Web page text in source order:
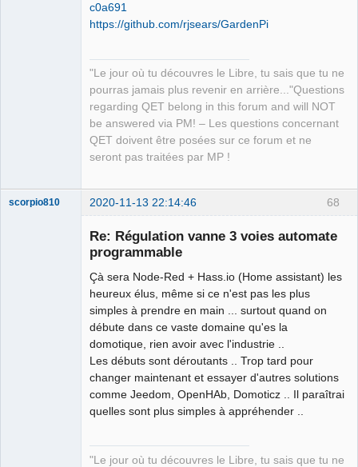
c0a691
https://github.com/rjsears/GardenPi
"Le jour où tu découvres le Libre, tu sais que tu ne
pourras jamais plus revenir en arrière..."Questions
regarding QET belong in this forum and will NOT
be answered via PM! – Les questions concernant
QET doivent être posées sur ce forum et ne
seront pas traitées par MP !
68
scorpio810 2020-11-13 22:14:46
Re: Régulation vanne 3 voies automate
programmable
Çà sera Node-Red + Hass.io (Home assistant) les
heureux élus, même si ce n'est pas les plus
simples à prendre en main ... surtout quand on
débute dans ce vaste domaine qu'es la
domotique, rien avoir avec l'industrie ..
Les débuts sont déroutants .. Trop tard pour
changer maintenant et essayer d'autres solutions
comme Jeedom, OpenHAb, Domoticz .. Il paraîtrai
quelles sont plus simples à appréhender ..
"Le jour où tu découvres le Libre, tu sais que tu ne